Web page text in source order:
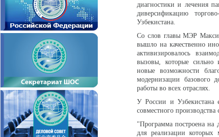
диагностики и лечения
диверсификацию
Узбекистана.
Со слов главы МЭР
вышло на качественно
активизировалось
вызовы, которые сильно
новые возможности
модернизации базового
работы во всех отраслях.
У России и Узбекистана
совместного
"Программа построена на
для реализации